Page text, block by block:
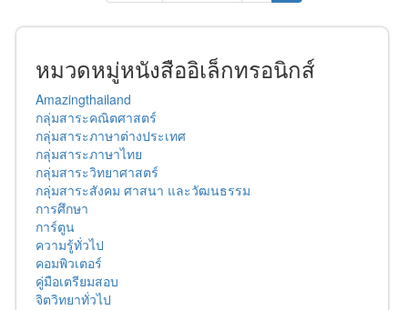
หมวดหมู่หนังสืออิเล็กทรอนิกส์
Amazingthailand
กลุ่มสาระคณิตศาสตร์
กลุ่มสาระภาษาต่างประเทศ
กลุ่มสาระภาษาไทย
กลุ่มสาระวิทยาศาสตร์
กลุ่มสาระสังคม ศาสนา และวัฒนธรรม
การศึกษา
การ์ตูน
ความรู้ทั่วไป
คอมพิวเตอร์
คู่มือเตรียมสอบ
จิตวิทยาทั่วไป